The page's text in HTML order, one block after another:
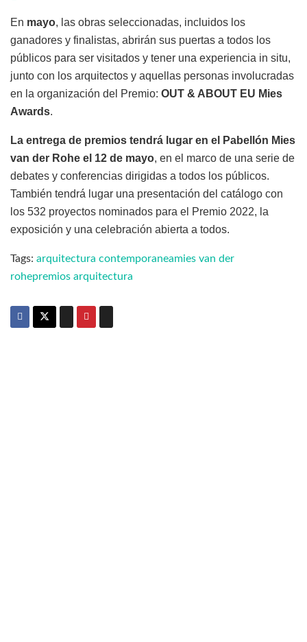
En mayo, las obras seleccionadas, incluidos los
ganadores y finalistas, abrirán sus puertas a todos los
públicos para ser visitados y tener una experiencia in situ,
junto con los arquitectos y aquellas personas involucradas
en la organización del Premio: OUT & ABOUT EU Mies
Awards.
La entrega de premios tendrá lugar en el Pabellón Mies
van der Rohe el 12 de mayo, en el marco de una serie de
debates y conferencias dirigidas a todos los públicos.
También tendrá lugar una presentación del catálogo con
los 532 proyectos nominados para el Premio 2022, la
exposición y una celebración abierta a todos.
Tags: arquitectura contemporaneamies van der
rohepremios arquitectura